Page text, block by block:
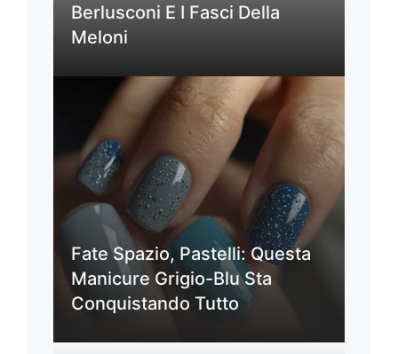
Berlusconi E I Fasci Della
Meloni
Fate Spazio, Pastelli: Questa
Manicure Grigio-Blu Sta
Conquistando Tutto